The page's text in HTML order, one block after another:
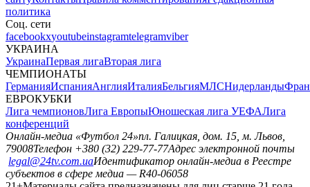
политика
Соц. сети
facebookxyoutubeinstagramtelegramviber
УКРАИНА
УкраинаПервая лигаВторая лига
ЧЕМПИОНАТЫ
ГерманияИспанияАнглияИталияБельгияМЛСНидерланды
ЕВРОКУБКИ
Лига чемпионовЛига ЕвропыЮношеская лига УЕФАЛига
конференций
Онлайн-медиа «Футбол 24»пл. Галицкая, дом. 15, м. Львов,
79008Телефон +380 (32) 229-77-77Адрес электронной почты
legal@24tv.com.uaИдентификатор онлайн-медиа в Реестре
субъектов в сфере медиа — R40-06058